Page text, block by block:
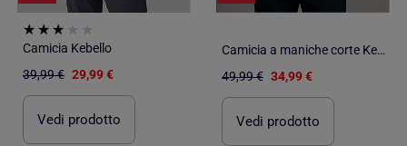
Camicia Kebello
39,99 € 29,99 €
Vedi prodotto
Camicia a maniche corte Kebello
49,99 € 34,99 €
Vedi prodotto